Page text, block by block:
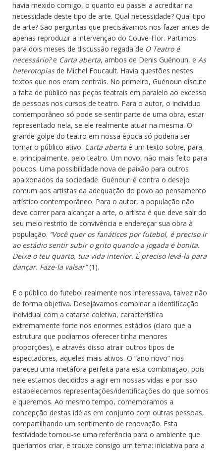
havia mexido comigo, o quanto eu passei a acreditar na
necessidade deste tipo de arte. Qual necessidade? Qual tipo
de arte? São perguntas que precisávamos nos fazer antes de
apenas reproduzir a intervenção do Couve-Flor. Partimos
para dois meses de discussão regada de O Teatro é
necessário?e Carta aberta, ambos de Denis Guénoun, e As
heterotopiasde Michel Foucault. Havia questões nestes
textos que nos eram centrais. No primeiro, Guénoun discute
a falta de público nas peças teatrais em paralelo ao excesso
de pessoas nos cursos de teatro. Para o autor, o indivíduo
contemporâneo só pode se sentir parte de uma obra, estar
representado nela, se ele realmente atuar na mesma. O
grande golpe do teatro em nossa época só poderia ser
tornar o público ativo. Carta aberta é um texto sobre, para,
e, principalmente, pelo teatro. Um novo, não mais feito para
poucos. Uma possibilidade nova de paixão para outros
apaixonados da sociedade. Guénoun é contra o desejo
comum aos artistas da adequação do povo ao pensamento
artístico contemporâneo. Para o autor, a população não
deve correr para alcançar a arte, o artista é que deve sair do
seu meio restrito de convivência e endereçar sua obra à
população. “Você quer os fanáticos por futebol, é preciso ir
ao estádio sentir subir o grito quando a jogada é bonita.
Deixe o teu quarto, tua vida interior. É preciso levá-la para
dançar. Faze-la valsar”(1).
E o público do futebol realmente nos interessava, talvez não
de forma objetiva. Desejávamos combinar a identificação
individual com a catarse coletiva, característica
extremamente forte nos enormes estádios (claro que a
estrutura que podíamos oferecer tinha menores
proporções), e através disso atrair outros tipos de
espectadores, aqueles mais ativos. O “ano novo” nos
pareceu uma metáfora perfeita para esta combinação, pois
nele estamos decididos a agir em nossas vidas e por isso
estabelecemos representações/identificações do que somos
e queremos. Ao mesmo tempo, comemoramos a
concepção destas idéias em conjunto com outras pessoas,
compartilhando um sentimento de renovação. Esta
festividade tornou-se uma referência para o ambiente que
queríamos criar, e trouxe consigo um tema: iniciativa para a